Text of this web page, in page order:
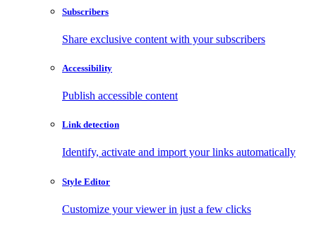
Subscribers
Share exclusive content with your subscribers
Accessibility
Publish accessible content
Link detection
Identify, activate and import your links automatically
Style Editor
Customize your viewer in just a few clicks